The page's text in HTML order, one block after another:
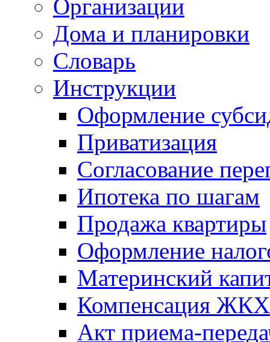
Организации
Дома и планировки
Словарь
Инструкции
Оформление
Приватизация
Согласование
Ипотека по шагам
Продажа квартиры
Оформление
Материнский
Компенсация ЖКХ
Акт приема-